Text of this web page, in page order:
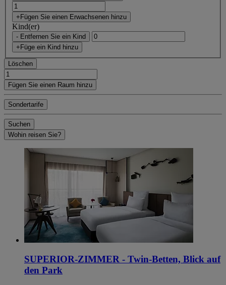
+Fügen Sie einen Erwachsenen hinzu
Kind(er)
- Entfernen Sie ein Kind
+Füge ein Kind hinzu
Löschen
Fügen Sie einen Raum hinzu
Sondertarife
Suchen
Wohin reisen Sie?
SUPERIOR-ZIMMER - Twin-Betten, Blick auf
den Park